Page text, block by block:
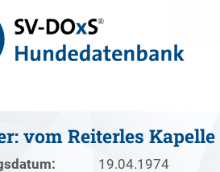
vom Reiterles Kapelle
19.04.1974